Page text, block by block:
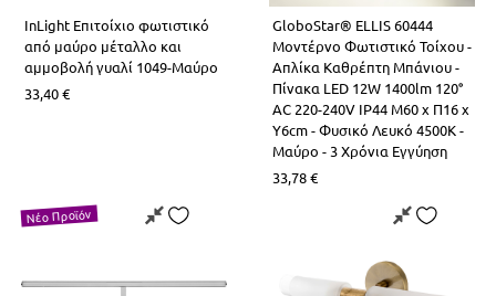
InLight Επιτοίχιο φωτιστικό
από μαύρο μέταλλο και
αμμοβολή γυαλί 1049-Μαύρο
33,40€
GloboStar® ELLIS 60444
Μοντέρνο Φωτιστικό Τοίχου -
Απλίκα Καθρέπτη Μπάνιου -
Πίνακα LED 12W 1400lm 120°
AC 220-240V IP44 Μ60 x Π16 x
Υ6cm - Φυσικό Λευκό 4500K -
Μαύρο - 3 Χρόνια Εγγύηση
33,78€
Νέο Προϊόν